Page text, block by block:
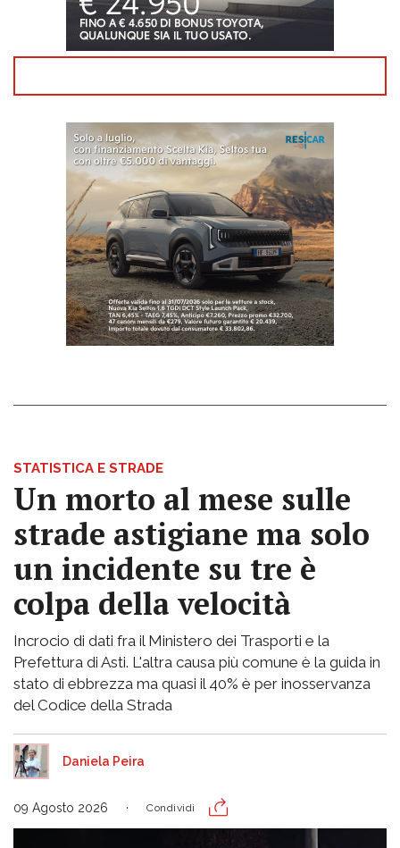
STATISTICA E STRADE
Un morto al mese sulle
strade astigiane ma solo
un incidente su tre è
colpa della velocità
Incrocio di dati fra il Ministero dei Trasporti e la
Prefettura di Asti. L'altra causa più comune è la guida in
stato di ebbrezza ma quasi il 40% è per inosservanza
del Codice della Strada
Daniela Peira
09 Agosto 2026 Condividi